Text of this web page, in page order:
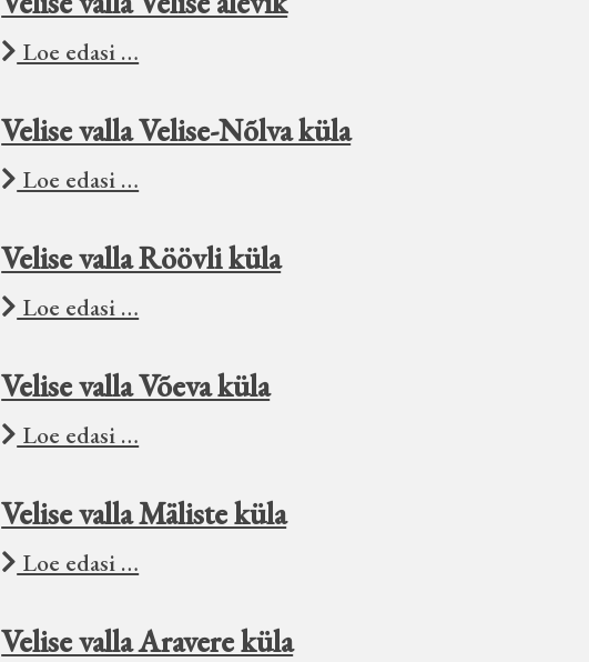
Loe edasi …
Velise valla Velise-Nõlva küla
Loe edasi …
Velise valla Röövli küla
Loe edasi …
Velise valla Võeva küla
Loe edasi …
Velise valla Mäliste küla
Loe edasi …
Velise valla Aravere küla